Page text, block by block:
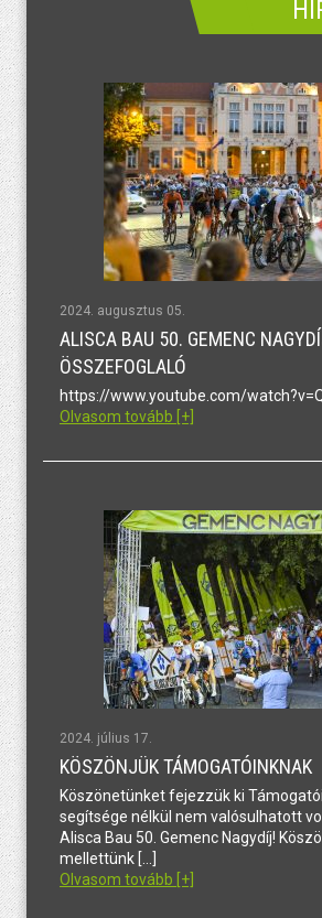
2024. augusztus 05.
ALISCA BAU 50. GEMENC
ÖSSZEFOGLALÓ
https://www.youtube.com/
Olvasom tovább [+]
2024. július 17.
KÖSZÖNJÜK TÁMOGATÓINKNAK
Köszönetünket fejezzük ki
segítsége nélkül nem valósulhatott
Alisca Bau 50. Gemenc Nagydíj!
mellettünk […]
Olvasom tovább [+]